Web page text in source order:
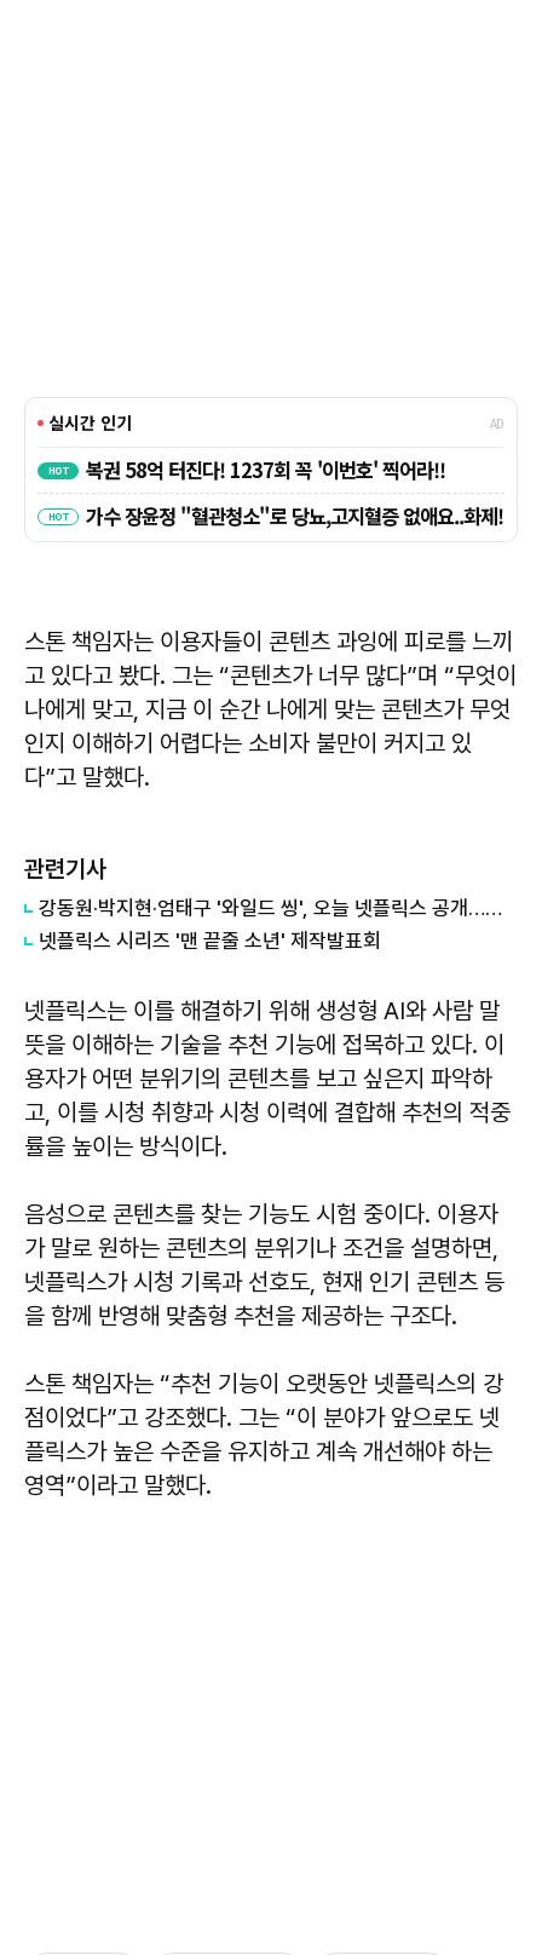
스톤 책임자는 이용자들이 콘텐츠 과잉에 피로를 느끼
고 있다고 봤다. 그는 “콘텐츠가 너무 많다”며 “무엇이
나에게 맞고, 지금 이 순간 나에게 맞는 콘텐츠가 무엇
인지 이해하기 어렵다는 소비자 불만이 커지고 있
다”고 말했다.
관련기사
강동원·박지현·엄태구 '와일드 씽', 오늘 넷플릭스 공개…전 세계 시청자 만난다
넷플릭스 시리즈 '맨 끝줄 소년' 제작발표회
넷플릭스는 이를 해결하기 위해 생성형 AI와 사람 말
뜻을 이해하는 기술을 추천 기능에 접목하고 있다. 이
용자가 어떤 분위기의 콘텐츠를 보고 싶은지 파악하
고, 이를 시청 취향과 시청 이력에 결합해 추천의 적중
률을 높이는 방식이다.
음성으로 콘텐츠를 찾는 기능도 시험 중이다. 이용자
가 말로 원하는 콘텐츠의 분위기나 조건을 설명하면,
넷플릭스가 시청 기록과 선호도, 현재 인기 콘텐츠 등
을 함께 반영해 맞춤형 추천을 제공하는 구조다.
스톤 책임자는 “추천 기능이 오랫동안 넷플릭스의 강
점이었다”고 강조했다. 그는 “이 분야가 앞으로도 넷
플릭스가 높은 수준을 유지하고 계속 개선해야 하는
영역”이라고 말했다.